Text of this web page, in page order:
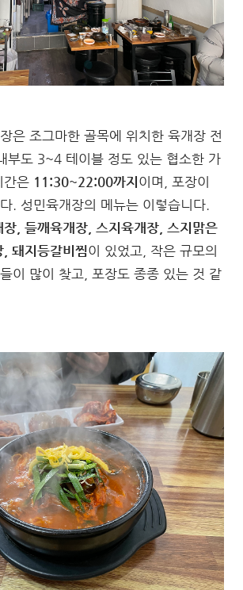
은 조그마한 골목에 위치한 육개장 전
부도 3~4 테이블 정도 있는 협소한 가
간은 11:30~22:00까지 이며, 포장이
. 성민육개장의 메뉴는 이렇습니다.
, 들깨육개장, 스지육개장, 스지맑은
돼지등갈비찜이 있었고, 작은 규모의
이 많이 찾고, 포장도 종종 있는 것 같